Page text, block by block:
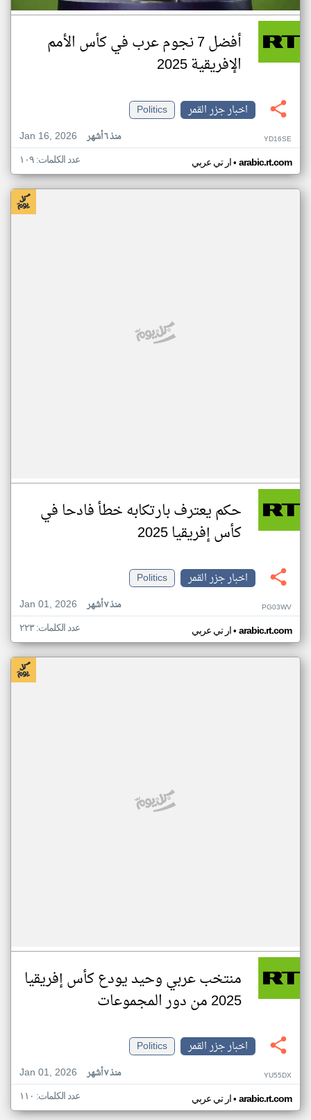
أفضل 7 نجوم عرب في كأس الأمم
الإفريقية 2025
اخبار جزر القمر
Politics
Jan 16, 2026
منذ ٦ أشهر YD16SE
ار تي عربي• arabic.rt.com عدد الكلمات: ١٠٩
حكم يعترف بارتكابه خطأ فادحا في
كأس إفريقيا 2025
اخبار جزر القمر
Politics
Jan 01, 2026
منذ ٧ أشهر PG03WV
ار تي عربي• arabic.rt.com عدد الكلمات: ٢٢٣
منتخب عربي وحيد يودع كأس إفريقيا
2025 من دور المجموعات
اخبار جزر القمر
Politics
Jan 01, 2026
منذ ٧ أشهر YU55DX
ار تي عربي• arabic.rt.com عدد الكلمات: ١١٠